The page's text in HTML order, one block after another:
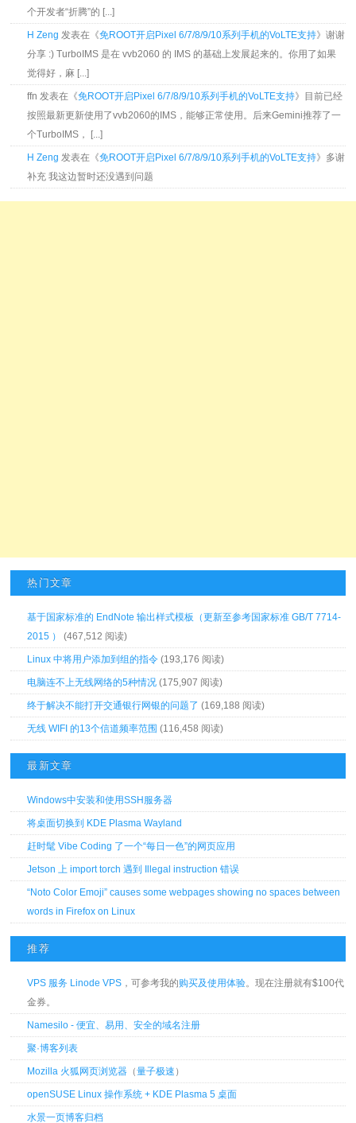
个开发者“折腾”的 [...]
H Zeng 发表在《免ROOT开启Pixel 6/7/8/9/10系列手机的VoLTE支持》谢谢
分享 :) TurboIMS 是在 vvb2060 的 IMS 的基础上发展起来的。你用了如果
觉得好，麻 [...]
ffn 发表在《免ROOT开启Pixel 6/7/8/9/10系列手机的VoLTE支持》目前已经
按照最新更新使用了vvb2060的IMS，能够正常使用。后来Gemini推荐了一
个TurboIMS， [...]
H Zeng 发表在《免ROOT开启Pixel 6/7/8/9/10系列手机的VoLTE支持》多谢
补充 我这边暂时还没遇到问题
热门文章
基于国家标准的 EndNote 输出样式模板（更新至参考国家标准 GB/T 7714-
2015 ）
(467,512 阅读)
Linux 中将用户添加到组的指令 (193,176 阅读)
电脑连不上无线网络的5种情况 (175,907 阅读)
终于解决不能打开交通银行网银的问题了 (169,188 阅读)
无线 WIFI 的13个信道频率范围 (116,458 阅读)
最新文章
Windows中安装和使用SSH服务器
将桌面切换到 KDE Plasma Wayland
赶时髦 Vibe Coding 了一个“每日一色”的网页应用
Jetson 上 import torch 遇到 Illegal instruction 错误
“Noto Color Emoji” causes some webpages showing no spaces between
words in Firefox on Linux
推荐
VPS 服务 Linode VPS ，可参考我的购买及使用体验。现在注册就有$100代
金券。
Namesilo - 便宜、易用、安全的域名注册
聚·博客列表
Mozilla 火狐网页浏览器 （量子极速 ）
openSUSE Linux 操作系统 + KDE Plasma 5 桌面
水景一页博客归档